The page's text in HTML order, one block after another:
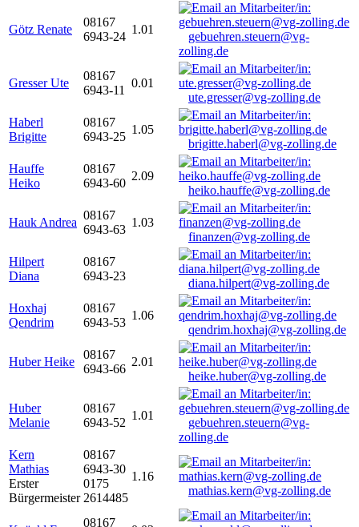
Götz Renate
08167
6943-24
1.01
gebuehren.steuern@vg-
zolling.de
Gresser Ute
08167
6943-11
0.01
ute.gresser@vg-zolling.de
Haberl
Brigitte
08167
6943-25
1.05
brigitte.haberl@vg-zolling.de
Hauffe
Heiko
08167
6943-60
2.09
heiko.hauffe@vg-zolling.de
Hauk Andrea
08167
6943-63
1.03
finanzen@vg-zolling.de
Hilpert
Diana
08167
6943-23
diana.hilpert@vg-zolling.de
Hoxhaj
Qendrim
08167
6943-53
1.06
qendrim.hoxhaj@vg-zolling.de
Huber Heike
08167
6943-66
2.01
heike.huber@vg-zolling.de
Huber
Melanie
08167
6943-52
1.01
gebuehren.steuern@vg-
zolling.de
Kern
Mathias
Erster
Bürgermeister
08167
6943-30
0175
2614485
1.16
mathias.kern@vg-zolling.de
08167